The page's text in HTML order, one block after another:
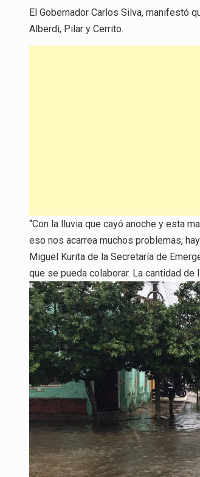
El Gobernador Carlos Silva, manifestó
Alberdi, Pilar y Cerrito.
“Con la lluvia que cayó anoche y esta
eso nos acarrea muchos problemas,
Miguel Kurita de la Secretaría de
que se pueda colaborar. La cantidad